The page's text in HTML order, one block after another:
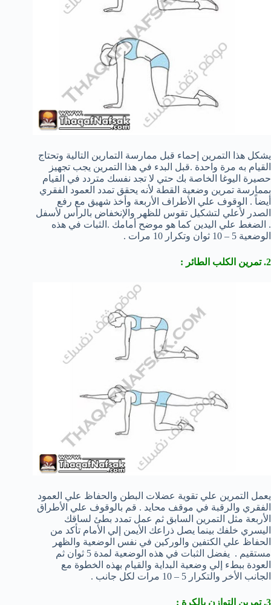
يشكل هذا التمرين إحماء قبل ممارسة التمارين التالية وتحتاج
القيام به مرة واحدة .قبل البدء في هذا التمرين يجب تجهيز
حصيرة اليوغا الخاصة بك حتي لا تجد نفسك متردد في القيام
بممارسة تمرين وضعية القطة لأنه يحقق تمدد العمود الفقري
أيضاً . الوقوف علي الأطراف الأربعة وأخذ شهيق مع رفع
الصدر لأعلي لتشكيل تقوس للظهر والإنخفاض بالرأس لأسفل
. الضغط علي اليدين كما هو موضح أمامك .الثبات في هذه
الوضعية 5 – 10 ثوان وتكرار 10 مرات .
2. تمرين الكلب الطائر :
يعمل التمرين علي تقوية عضلات البطن والحفاظ علي العمود
الفقري والرقبة في موقف محايد . قم بالوقوف علي الأطراق
الأربعة مثل التمرين السابق ثم عمل تمدد بطئ لساقك
اليسري خلفك بينما يصل ذراعك الأيمن إلي الأمام تأكد من
الحفاظ علي الكتفين والوركين في نفس الوضعية والظهر
مستقيم . يفضل الثبات في هذه الوضعية لمدة 5 ثوان ثم
العودة ببطء إلي وضعية البداية والقيام بهذه الخطوة مع
الجانب الأخر والتكرار 5 – 10 مرات لكل جانب .
3. تمرين التوازن بالكرة :